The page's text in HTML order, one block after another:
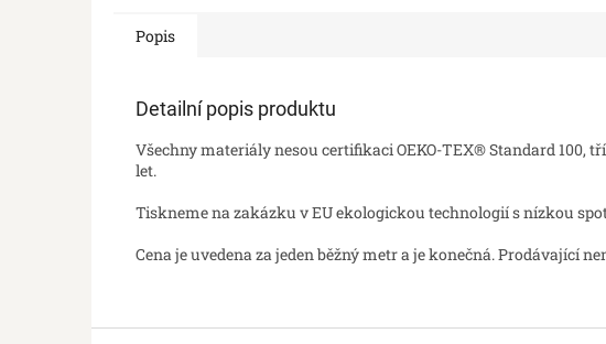
Popis
Detailní popis produktu
Všechny materiály nesou certifikaci OEKO-TEX® Standard 100,
let.
Tiskneme na zakázku v EU ekologickou technologií s nízkou
Cena je uvedena za jeden běžný metr a je konečná. Prodávající